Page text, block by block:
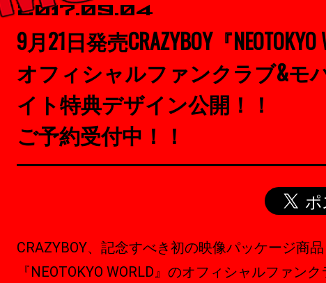
2017.09.04
9月21日発売CRAZYBOY『NEOTOKYO
オフィシャルファンクラブ&モ
イト特典デザイン公開！！
ご予約受付中！！
CRAZYBOY、記念すべき初の映像パッケージ商品
『NEOTOKYO WORLD』のオフィシャルファン